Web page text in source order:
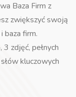
Baza Firm z
zwiększyć swoją
baza firm.
zdjęć, pełnych
kluczowych